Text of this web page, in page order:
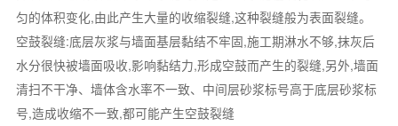
匀的体积变化,由此产生大量的收缩裂缝,这种裂缝般为表面裂缝。
空鼓裂缝:底层灰浆与墙面基层黏结不牢固,施工期淋水不够,抹灰后
水分很快被墙面吸收,影响黏结力,形成空鼓而产生的裂缝,另外,墙面
清扫不干净、墙体含水率不一致、中间层砂浆标号高于底层砂浆标
号,造成收缩不一致,都可能产生空鼓裂缝